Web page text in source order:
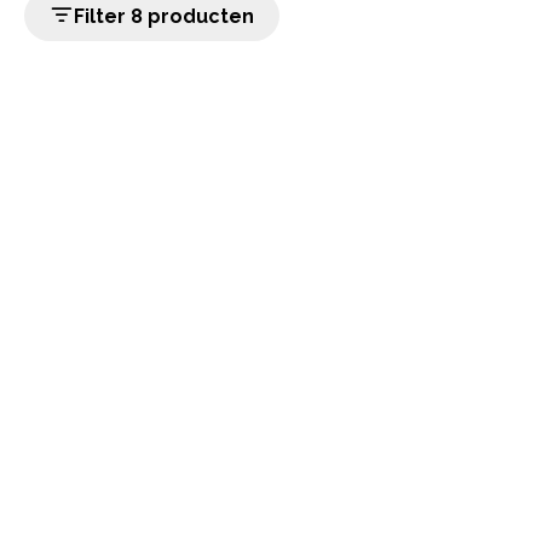
Filter 8 producten